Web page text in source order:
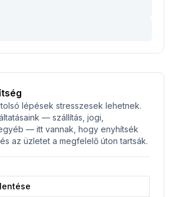
lépések stresszesek lehetnek.
— szállítás, jogi,
— itt vannak, hogy enyhítsék
az üzletet a megfelelő úton tartsák.